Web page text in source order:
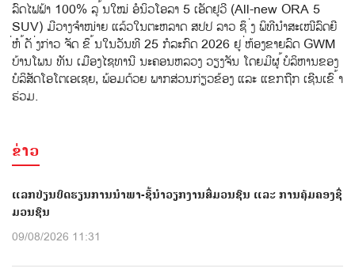
ລົດໄຟຟ້າ 100% ລຸ ້ນໃໝ່ ອໍນິວໂອລາ 5 ເອັດຢູວີ (All-new ORA 5
SUV) ມີວາງຈຳໜ່າຍ ແລ້ວໃນຕະຫລາດ ສປປ ລາວ ຊຶ ່ງ ພິທີນຳສະເໜີລົດຍີ
່ຫໍ ້ດັ ່ງກ່າວ ຈັດ ຂຶ ້ນໃນວັນທີ 25 ກໍລະກົດ 2026 ຢູ ່ຫ້ອງຂາຍລົດ GWM
ບ້ານໂພນ ທັນ ເມືອງໄຊທານີ ນະຄອນຫລວງ ວຽງຈັນ ໂດຍມີຜູ ້ບໍລິຫານຂອງ
ບໍລິສັດໂອໂຕເອເຊຍ, ພ້ອມດ້ວຍ ພາກສ່ວນກ່ຽວຂ້ອງ ແລະ ແຂກຖືກ ເຊີນເຂົ ້າ
ຮ່ວມ.
ຂ່າວ
ແລກປ່ຽນບົດຮຽນການນຳພາ-ຊີ້ນຳວຽກງານສື່ມວນຊົນ ແລະ ການຄຸ້ມຄອງຊື່
ມວນຊົນ
09/08/2026 11:31